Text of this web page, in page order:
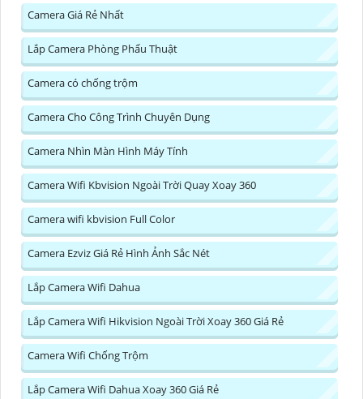
Camera Giá Rẻ Nhất
Lắp Camera Phòng Phẩu Thuật
Camera có chống trộm
Camera Cho Công Trình Chuyên Dụng
Camera Nhìn Màn Hình Máy Tính
Camera Wifi Kbvision Ngoài Trời Quay Xoay 360
Camera wifi kbvision Full Color
Camera Ezviz Giá Rẻ Hình Ảnh Sắc Nét
Lắp Camera Wifi Dahua
Lắp Camera Wifi Hikvision Ngoài Trời Xoay 360 Giá Rẻ
Camera Wifi Chống Trộm
Lắp Camera Wifi Dahua Xoay 360 Giá Rẻ